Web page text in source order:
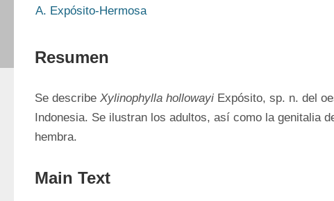
A. Expósito-Hermosa
Resumen
Se describe Xylinophylla hollowayi Expósito, sp. n. del
Indonesia. Se ilustran los adultos, así como la genitalia
hembra.
Main Text